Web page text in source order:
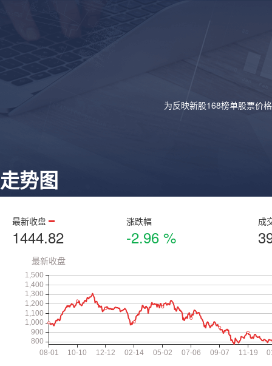
为反映新股168榜单股票价
走势图
最新收盘
1444.82
涨跌幅
-2.96 %
成